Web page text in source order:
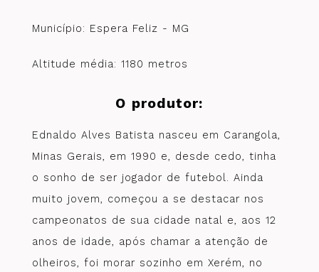
Município: Espera Feliz - MG
Altitude média: 1180 metros
O produtor:
Ednaldo Alves Batista nasceu em Carangola,
Minas Gerais, em 1990 e, desde cedo, tinha
o sonho de ser jogador de futebol. Ainda
muito jovem, começou a se destacar nos
campeonatos de sua cidade natal e, aos 12
anos de idade, após chamar a atenção de
olheiros, foi morar sozinho em Xerém, no